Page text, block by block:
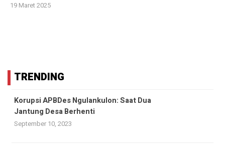
19 Maret 2025
TRENDING
Korupsi APBDes Ngulankulon: Saat Dua
Jantung Desa Berhenti
September 10, 2023